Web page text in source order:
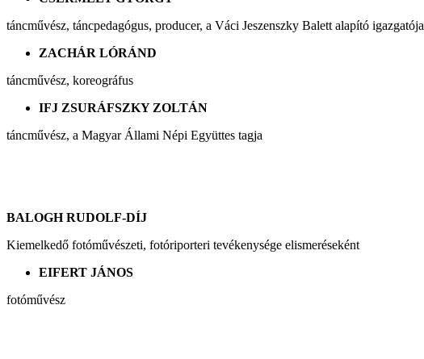
táncművész, táncpedagógus, producer, a Váci Jeszenszky Balett alapító igazgatója
ZACHÁR LÓRÁND
táncművész, koreográfus
IFJ ZSURÁFSZKY ZOLTÁN
táncművész, a Magyar Állami Népi Együttes tagja
BALOGH RUDOLF-DÍJ
Kiemelkedő fotóművészeti, fotóriporteri tevékenysége elismeréseként
EIFERT JÁNOS
fotóművész